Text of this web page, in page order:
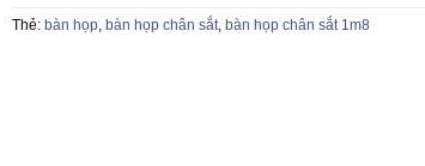
Thẻ: bàn họp, bàn họp chân sắt, bàn họp chân sắt 1m8